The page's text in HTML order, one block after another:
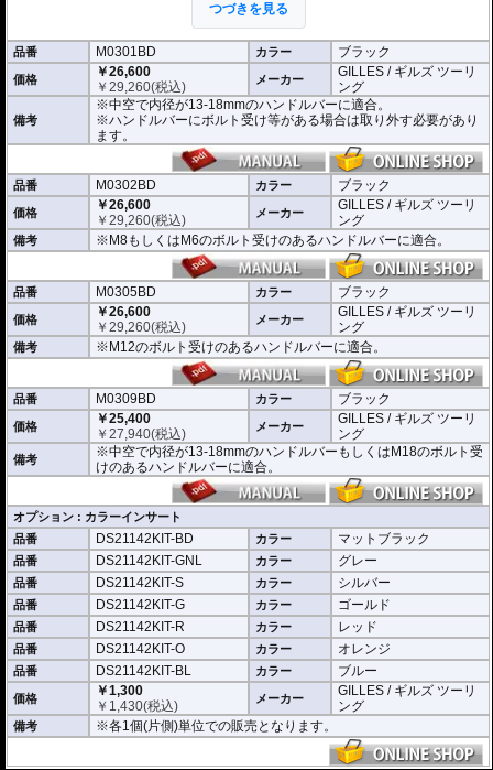
※車検対応。
※1個単位での販売
※左右どちらにも使用できます。
※商品は汎用品となり、主に２系統の取り付け方法をラインナップ。
(取付確認がされているものは下記の適合検索で適合品番をご確認いただけま
M0301BD 中空で内径が13-18mmのハンドルバーに適合
M0302BD M8もしくはM6のボルト受けのあるハンドルバーに適合
M0305BD M12のボルト受けのあるハンドルバーに適合
M0309BD 中空で内径が13-18mmのハンドルバーもしくはM18のボルト受け
のあるハンドルバーに適合
別売オプションにカラーインサートをご用意。
車体のイメージに合わせたカスタムが可能となり、ワンポイントアクセントと
してその存在感を高めます。
つづきを見る
品番 M0301BD カラー ブラック
価格
￥26,600
￥29,260(税込) メーカー
GILLES / ギルズ ツーリ
ング
備考
※中空で内径が13-18mmのハンドルバーに適合。
※ハンドルバーにボルト受け等がある場合は取り外す必要があり
ます。
品番 M0302BD カラー ブラック
価格
￥26,600
￥29,260(税込) メーカー
GILLES / ギルズ ツーリ
ング
備考 ※M8もしくはM6のボルト受けのあるハンドルバーに適合。
品番 M0305BD カラー ブラック
価格
￥26,600
￥29,260(税込) メーカー
GILLES / ギルズ ツーリ
ング
備考 ※M12のボルト受けのあるハンドルバーに適合。
品番 M0309BD カラー ブラック
価格
￥25,400
￥27,940(税込) メーカー
GILLES / ギルズ ツーリ
ング
備考
※中空で内径が13-18mmのハンドルバーもしくはM18のボルト受
けのあるハンドルバーに適合。
オプション : カラーインサート
品番
DS21142KIT-BD カラー マットブラック
品番 DS21142KIT-GNL カラー グレー
品番 DS21142KIT-S カラー シルバー
品番 DS21142KIT-G カラー ゴールド
品番 DS21142KIT-R カラー レッド
品番 DS21142KIT-O カラー オレンジ
品番 DS21142KIT-BL カラー ブルー
価格
￥1,300
￥ 1,430(税込) メーカー
GILLES / ギルズ ツーリ
ング
備考 ※各1個(片側)単位での販売となります。